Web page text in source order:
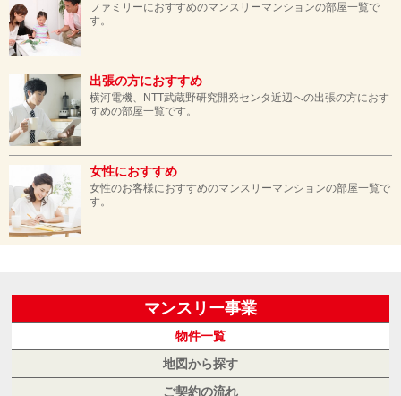
ファミリーにおすすめのマンスリーマンションの部屋一覧で
す。
出張の方におすすめ
横河電機、NTT武蔵野研究開発センタ近辺への出張の方におす
すめの部屋一覧です。
女性におすすめ
女性のお客様におすすめのマンスリーマンションの部屋一覧で
す。
マンスリー事業
物件一覧
地図から探す
ご契約の流れ